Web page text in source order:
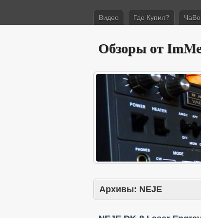
Видео Где Купил? ЧаВо
Обзоры от
Архивы: NEJE